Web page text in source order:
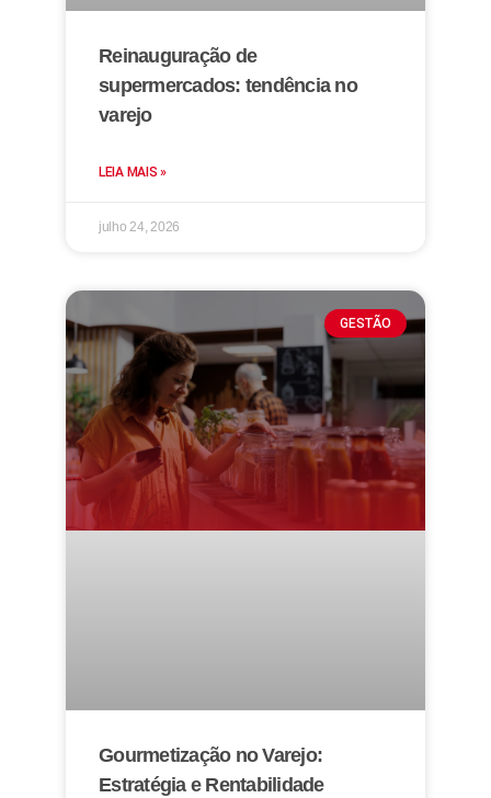
Reinauguração de
supermercados: tendência no
varejo
LEIA MAIS »
julho 24, 2026
GESTÃO
Gourmetização no Varejo:
Estratégia e Rentabilidade